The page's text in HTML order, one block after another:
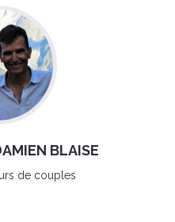
BLAISE
de couples